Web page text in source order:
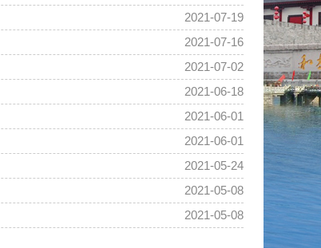
2021-07-19
2021-07-16
2021-07-02
2021-06-18
2021-06-01
2021-06-01
2021-05-24
2021-05-08
2021-05-08